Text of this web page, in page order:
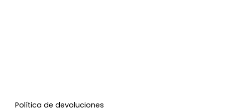
Política de devoluciones